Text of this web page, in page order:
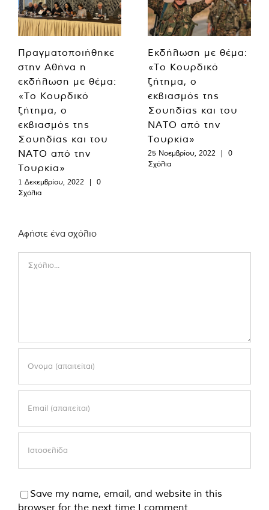
Πραγματοποιήθηκε
στην Αθήνα η
εκδήλωση με θέμα:
«Το Κουρδικό
ζήτημα, ο
εκβιασμός της
Σουηδίας και του
ΝΑΤΟ από την
Τουρκία»
1 Δεκεμβρίου, 2022 |
0
Σχόλια
Εκδήλωση με θέμα:
«Το Κουρδικό
ζήτημα, ο
εκβιασμός της
Σουηδίας και του
ΝΑΤΟ από την
Τουρκία»
25 Νοεμβρίου, 2022 |
0
Σχόλια
Αφήστε ένα σχόλιο
Save my name, email, and website in this
browser for the next time I comment.